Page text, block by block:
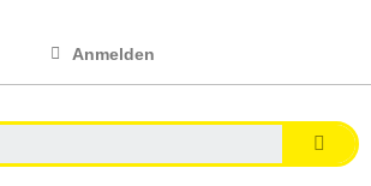
Anmelden